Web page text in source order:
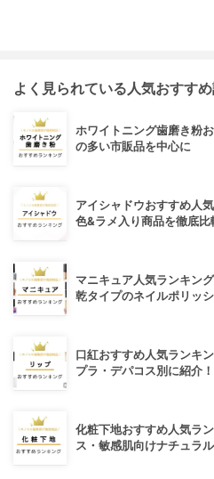
よく見られている人気おすす
ホワイトニング歯磨き粉
の多い市販品を中心に
アイシャドウおすすめ人
色&ラメ入り商品を徹底比
マニキュア人気ランキン
乾タイプのネイルポリッ
口紅おすすめ人気ランキ
プラ・デパコス別に紹介！
化粧下地おすすめ人気ラ
ス・敏感肌向けナチュラ